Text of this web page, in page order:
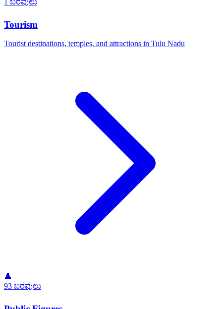
1 ಬರವುಲು
Tourism
Tourist destinations, temples, and attractions in Tulu Nadu
👤
93 ಬರವುಲು